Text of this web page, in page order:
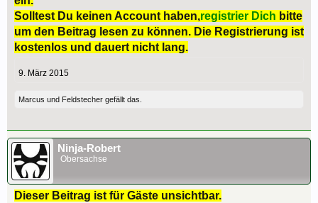
Solltest Du keinen Account haben,registrier Dich bitte
um den Beitrag lesen zu können. Die Registrierung ist
kostenlos und dauert nicht lang.
9. März 2015
Marcus und Feldstecher gefällt das.
Ninja-Robert
Obersachse
Dieser Beitrag ist für Gäste unsichtbar.